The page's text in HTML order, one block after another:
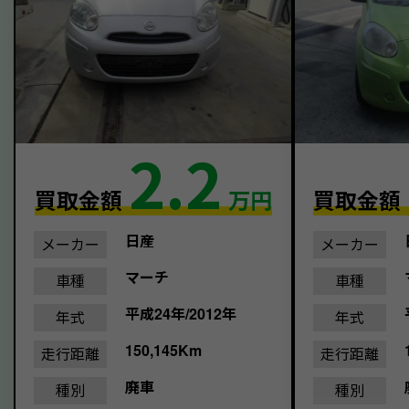
買取金額2.2 万円
メーカー
日産
車種
マーチ
年式
平成24年/2012年
走行距離
150,145Km
種別
廃車
買取金額
メーカー
車種
年式
走行距離
種別